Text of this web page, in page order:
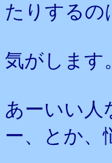
たりするの
気がします。
あーいい人
ー、とか、